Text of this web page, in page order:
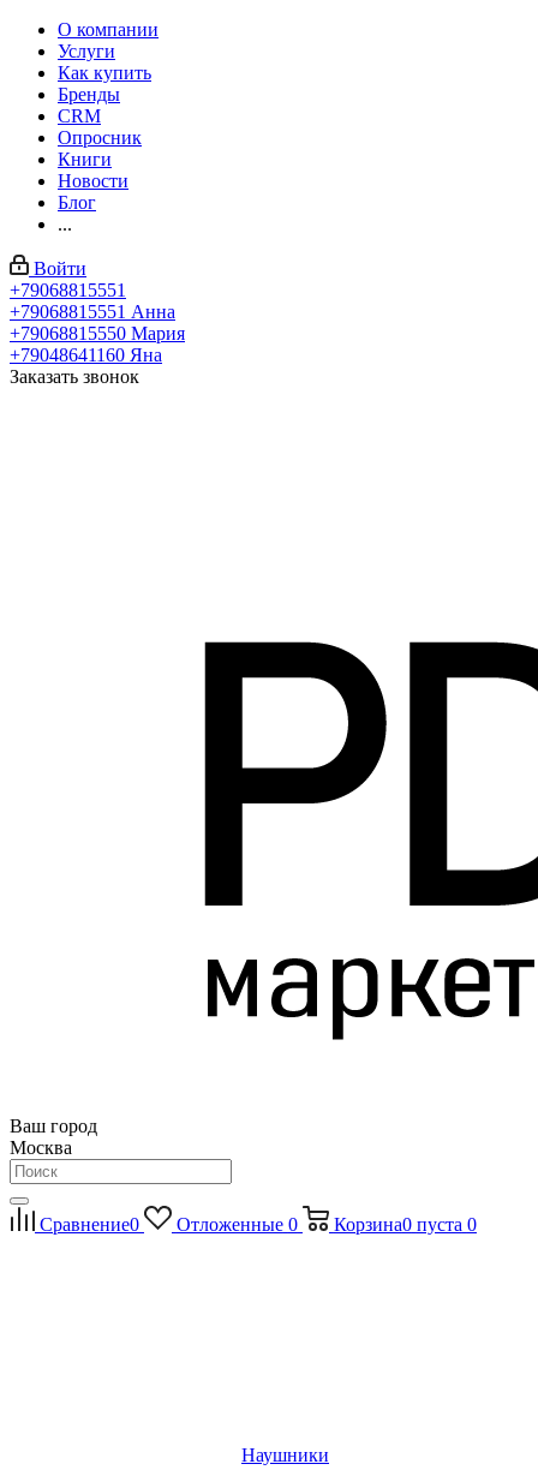
О компании
Услуги
Как купить
Бренды
CRM
Опросник
Книги
Новости
Блог
...
Войти
+79068815551
+79068815551 Анна
+79068815550 Мария
+79048641160 Яна
Заказать звонок
Ваш город
Москва
Сравнение0 Отложенные 0 Корзина0 пуста 0
Наушники